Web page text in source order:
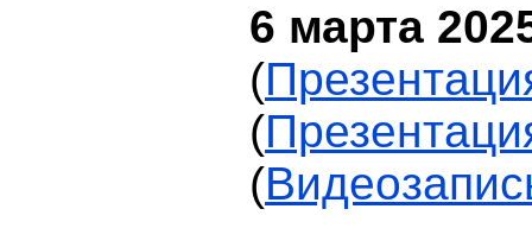
6 марта
(
(
(